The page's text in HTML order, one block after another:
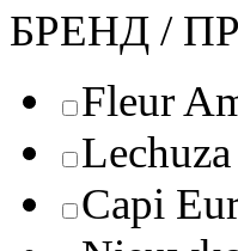
БРЕНД /
Fleur
Lechuza
Capi